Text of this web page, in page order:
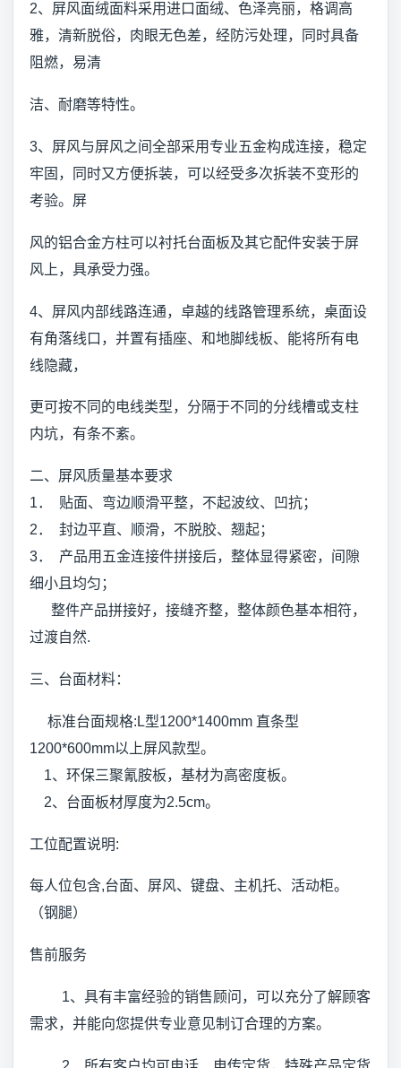
2、屏风面绒面料采用进口面绒、色泽亮丽，格调高
雅，清新脱俗，肉眼无色差，经防污处理，同时具备
阻燃，易清
洁、耐磨等特性。
3、屏风与屏风之间全部采用专业五金构成连接，稳定
牢固，同时又方便拆装，可以经受多次拆装不变形的
考验。屏
风的铝合金方柱可以衬托台面板及其它配件安装于屏
风上，具承受力强。
4、屏风内部线路连通，卓越的线路管理系统，桌面设
有角落线口，并置有插座、和地脚线板、能将所有电
线隐藏，
更可按不同的电线类型，分隔于不同的分线槽或支柱
内坑，有条不紊。
二、屏风质量基本要求
1． 贴面、弯边顺滑平整，不起波纹、凹抗；
2． 封边平直、顺滑，不脱胶、翘起；
3． 产品用五金连接件拼接后，整体显得紧密，间隙
细小且均匀；
整件产品拼接好，接缝齐整，整体颜色基本相符，
过渡自然.
三、台面材料：
标准台面规格:L型1200*1400mm 直条型
1200*600mm以上屏风款型。
1、环保三聚氰胺板，基材为高密度板。
2、台面板材厚度为2.5cm。
工位配置说明:
每人位包含,台面、屏风、键盘、主机托、活动柜。
（钢腿）
售前服务
1、具有丰富经验的销售顾问，可以充分了解顾客
需求，并能向您提供专业意见制订合理的方案。